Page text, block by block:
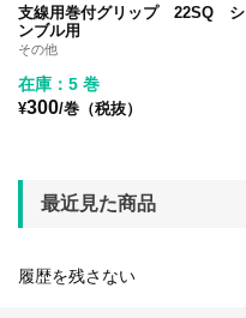
支線用巻付グリップ 22SQ シ
ンブル用
その他
在庫：5 巻
¥300/巻（税抜）
最近見た商品
履歴を残さない